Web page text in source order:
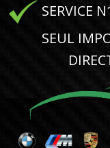
SERVICE
SEUL